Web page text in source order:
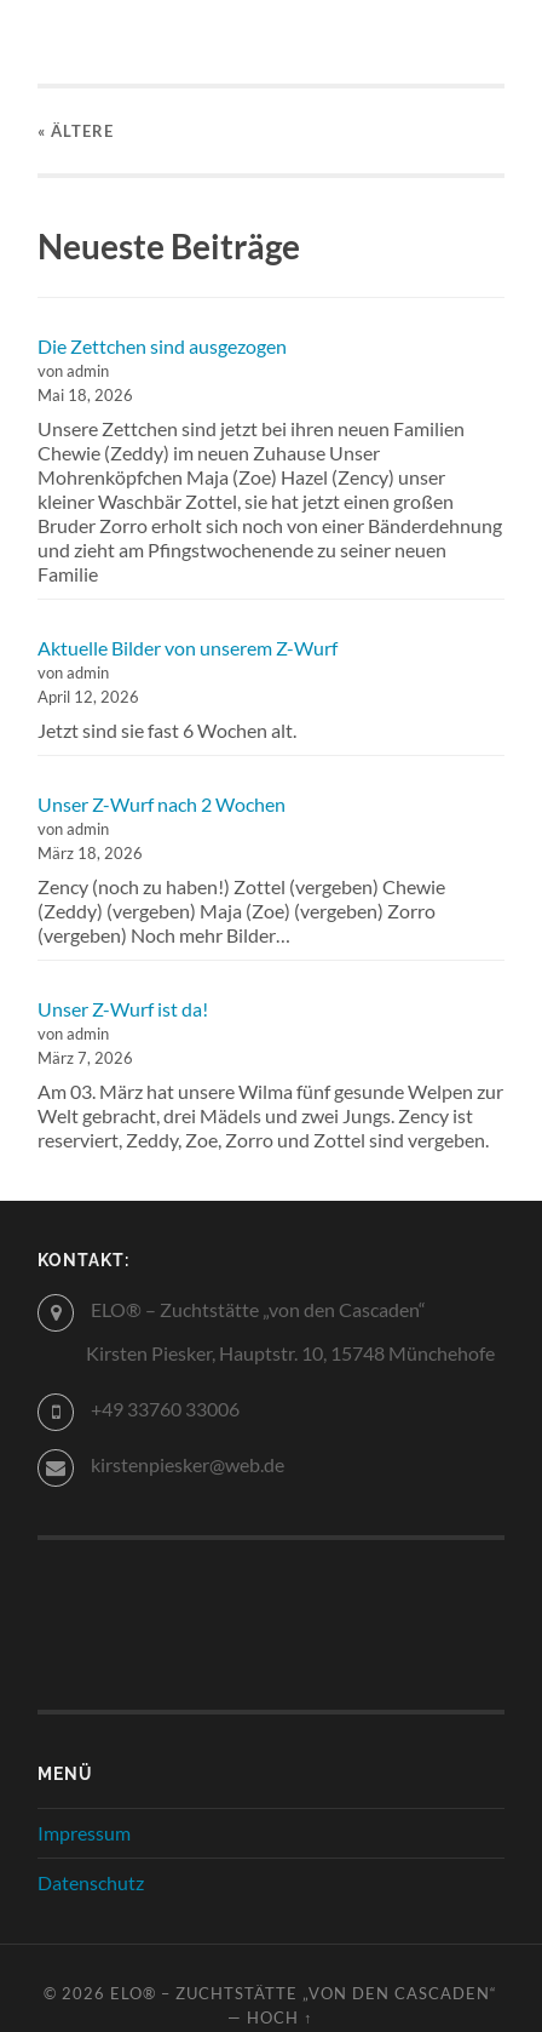
« ÄLTERE
Neueste Beiträge
Die Zettchen sind ausgezogen
von admin
Mai 18, 2026
Unsere Zettchen sind jetzt bei ihren neuen Familien
Chewie (Zeddy) im neuen Zuhause Unser
Mohrenköpfchen Maja (Zoe) Hazel (Zency) unser
kleiner Waschbär Zottel, sie hat jetzt einen großen
Bruder Zorro erholt sich noch von einer Bänderdehnung
und zieht am Pfingstwochenende zu seiner neuen
Familie
Aktuelle Bilder von unserem Z-Wurf
von admin
April 12, 2026
Jetzt sind sie fast 6 Wochen alt.
Unser Z-Wurf nach 2 Wochen
von admin
März 18, 2026
Zency (noch zu haben!) Zottel (vergeben) Chewie
(Zeddy) (vergeben) Maja (Zoe) (vergeben) Zorro
(vergeben) Noch mehr Bilder…
Unser Z-Wurf ist da!
von admin
März 7, 2026
Am 03. März hat unsere Wilma fünf gesunde Welpen zur
Welt gebracht, drei Mädels und zwei Jungs. Zency ist
reserviert, Zeddy, Zoe, Zorro und Zottel sind vergeben.
KONTAKT:
ELO® – Zuchtstätte „von den Cascaden“
Kirsten Piesker, Hauptstr. 10, 15748 Münchehofe
+49 33760 33006
kirstenpiesker@web.de
MENÜ
Impressum
Datenschutz
© 2026 ELO® – ZUCHTSTÄTTE „VON DEN CASCADEN“
— HOCH ↑